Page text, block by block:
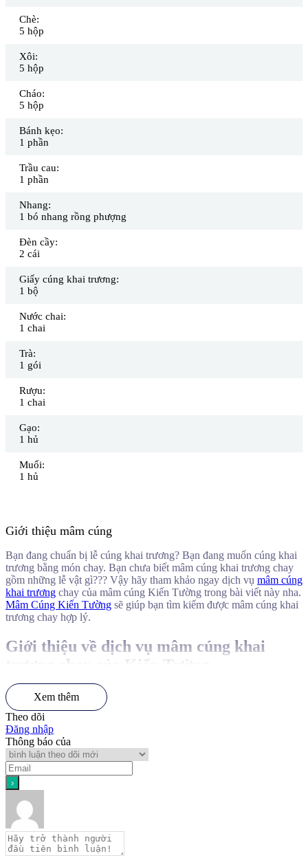
Chè:
5 hộp
Xôi:
5 hộp
Cháo:
5 hộp
Bánh kẹo:
1 phần
Trầu cau:
1 phần
Nhang:
1 bó nhang rồng phượng
Đèn cầy:
2 cái
Giấy cúng khai trương:
1 bộ
Nước chai:
1 chai
Trà:
1 gói
Rượu:
1 chai
Gạo:
1 hủ
Muối:
1 hủ
Giới thiệu mâm cúng
Bạn đang chuẩn bị lễ cúng khai trương? Bạn đang muốn cúng khai
trương bằng món chay. Bạn chưa biết mâm cúng khai trương chay
gồm những lễ vật gì??? Vậy hãy tham khảo ngay dịch vụ mâm cúng
khai trương chay của mâm cúng Kiến Tường trong bài viết này nha.
Mâm Cúng Kiến Tường sẽ giúp bạn tìm kiếm được mâm cúng khai
trương chay hợp lý.
Giới thiệu về dịch vụ mâm cúng khai
trương chay của Kiến Tường
Nối tiếp nhu cầu của nhiều gia chủ muốn ngày khai trương diễn ra
gọn gàng, thanh sạch và đúng lễ, dịch vụ mâm cúng khai trương
chay của Mâm Cúng Kiến Tường được xây dựng theo hướng dễ
đặt, dễ dùng và có sẵn một gói riêng trong danh mục mâm cúng
khai trương. Hiện này, mâm cúng Kiến Tường niêm yết mức giá
công khai, chỉ từ 1.200.000vnđ/mâm, phù hợp cho khách đang cần
một mâm cúng khai trương chay chỉn chu và không mất thời gian tự
chuẩn bị.
Về lễ vật, mâm lễ khai trương chay của Kiến Tường bao gồm các lễ
vật quen thuộc như hoa cúng(hoa đồng tiền hoặc hoa cúc), nhang,
nến, gạo, muối, mâm ngũ quả (trái cây 5 loại), bánh gạo, xôi gấc,
chè trôi nước, trà, rượu, nước, bộ giấy cúng khai trương,.. để gia
chủ không tốn thời gian chuẩn bị mà vẫn có mâm cúng khai trương
Xem thêm
Theo dõi
Đăng nhập
Thông báo của